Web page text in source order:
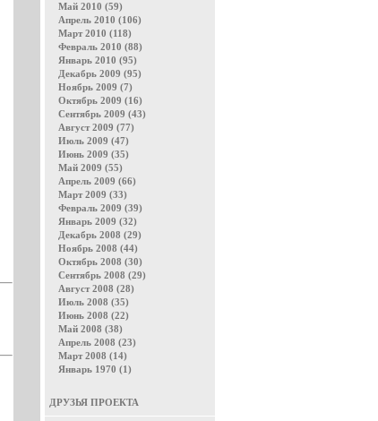
Май 2010 (59)
Апрель 2010 (106)
Март 2010 (118)
Февраль 2010 (88)
Январь 2010 (95)
Декабрь 2009 (95)
Ноябрь 2009 (7)
Октябрь 2009 (16)
Сентябрь 2009 (43)
Август 2009 (77)
Июль 2009 (47)
Июнь 2009 (35)
Май 2009 (55)
Апрель 2009 (66)
Март 2009 (33)
Февраль 2009 (39)
Январь 2009 (32)
Декабрь 2008 (29)
Ноябрь 2008 (44)
Октябрь 2008 (30)
Сентябрь 2008 (29)
Август 2008 (28)
Июль 2008 (35)
Июнь 2008 (22)
Май 2008 (38)
Апрель 2008 (23)
Март 2008 (14)
Январь 1970 (1)
ДРУЗЬЯ ПРОЕКТА